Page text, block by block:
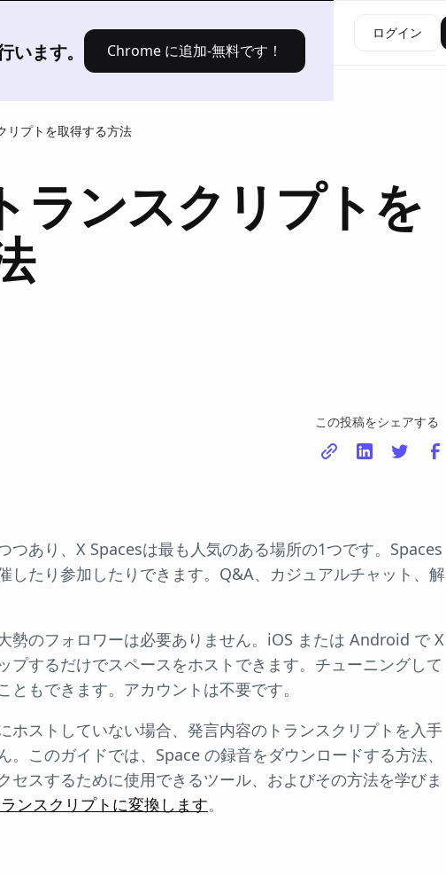
ます。 Chrome に追加-無料です！
ソリューション 価格設定 資源 ログイン
リプトを取得する方法
ランスクリプトを
この投稿をシェアする
つあり、X Spacesは最も人気のある場所の1つです。Spaces
したり参加したりできます。Q&A、カジュアルチャット、解
勢のフォロワーは必要ありません。iOS または Android で X
プするだけでスペースをホストできます。チューニングして
もできます。アカウントは不要です。
ホストしていない場合、発言内容のトランスクリプトを入手
このガイドでは、Space の録音をダウンロードする方法、
セスするために使用できるツール、およびその方法を学びま
ンスクリプトに変換します。